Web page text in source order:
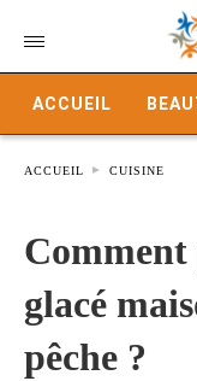
ACCUEIL
ACCUEIL CUISINE
glacé
pêche ?